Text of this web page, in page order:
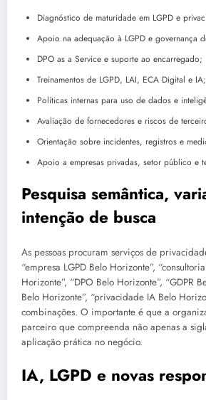
Diagnóstico de maturidade em LGPD e
Apoio na adequação à LGPD e governança
DPO as a Service e suporte ao encarregado;
Treinamentos de LGPD, LAI, ECA Digital e IA;
Políticas internas para uso de dados e
Avaliação de fornecedores e riscos de
Orientação sobre incidentes, registros e
Apoio a empresas privadas, setor público e
Pesquisa semântica,
intenção de busca
As pessoas procuram serviços de
“empresa LGPD Belo Horizonte”,
Horizonte”, “DPO Belo Horizonte”, “GDPR
Belo Horizonte”, “privacidade IA Belo
combinações. O importante é que a
parceiro que compreenda não apenas a
aplicação prática no negócio.
IA, LGPD e novas